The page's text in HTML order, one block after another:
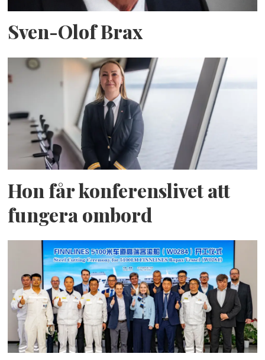
Sven-Olof Brax
Hon får konferenslivet att
fungera ombord